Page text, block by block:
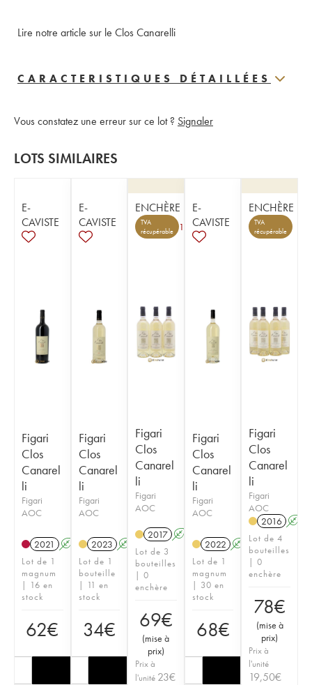
Lire notre article sur le Clos Canarelli
CARACTERISTIQUES DÉTAILLÉES
Vous constatez une erreur sur ce lot ? Signaler
LOTS SIMILAIRES
E-
CAVISTE
Figari
Clos
Canarel
li
Figari
AOC
2021 A
Lot de 1
magnum
| 16 en
stock
62€
E-
CAVISTE
Figari
Clos
Canarel
li
Figari
AOC
2023 A
Lot de 1
bouteille
| 11 en
stock
34€
ENCHÈRE
TVA
récupérable
1
Figari
Clos
Canarel
li
Figari
AOC
2017 A
Lot de 3
bouteilles
| 0
enchère
69€
(mise à
prix)
Prix à
l'unité 23€
E-
CAVISTE
Figari
Clos
Canarel
li
Figari
AOC
2022 A
Lot de 1
magnum
| 30 en
stock
68€
ENCHÈRE
TVA
récupérable
Figari
Clos
Canarel
li
Figari
AOC
2016 A
Lot de 4
bouteilles
| 0
enchère
78€
(mise à
prix)
Prix à
l'unité
19,50€